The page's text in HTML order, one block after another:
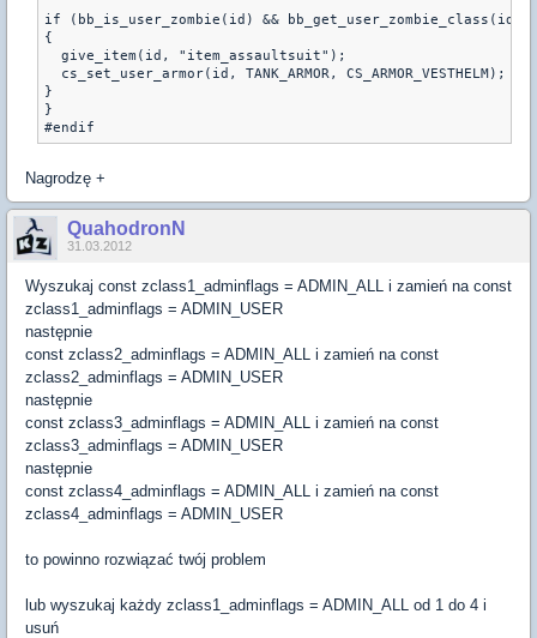
if (bb_is_user_zombie(id) && bb_get_user_zombie_class(id)
{
  give_item(id, "item_assaultsuit");
  cs_set_user_armor(id, TANK_ARMOR, CS_ARMOR_VESTHELM);
}
}
Nagrodzę +
QuahodronN
31.03.2012
Wyszukaj const zclass1_adminflags = ADMIN_ALL i zamień na const
zclass1_adminflags = ADMIN_USER
następnie
const zclass2_adminflags = ADMIN_ALL i zamień na const
zclass2_adminflags = ADMIN_USER
następnie
const zclass3_adminflags = ADMIN_ALL i zamień na const
zclass3_adminflags = ADMIN_USER
następnie
const zclass4_adminflags = ADMIN_ALL i zamień na const
zclass4_adminflags = ADMIN_USER
to powinno rozwiązać twój problem
lub wyszukaj każdy zclass1_adminflags = ADMIN_ALL od 1 do 4 i
usuń